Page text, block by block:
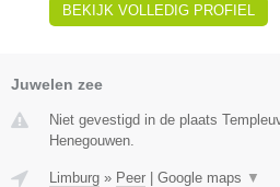
BEKIJK VOLLEDIG PROFIEL
Juwelen zee
Niet gevestigd in de plaats
Henegouwen.
Limburg » Peer | Google maps ▼